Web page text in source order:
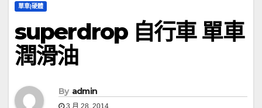
單車|硬體
superdrop 自行車 單車
潤滑油
By admin